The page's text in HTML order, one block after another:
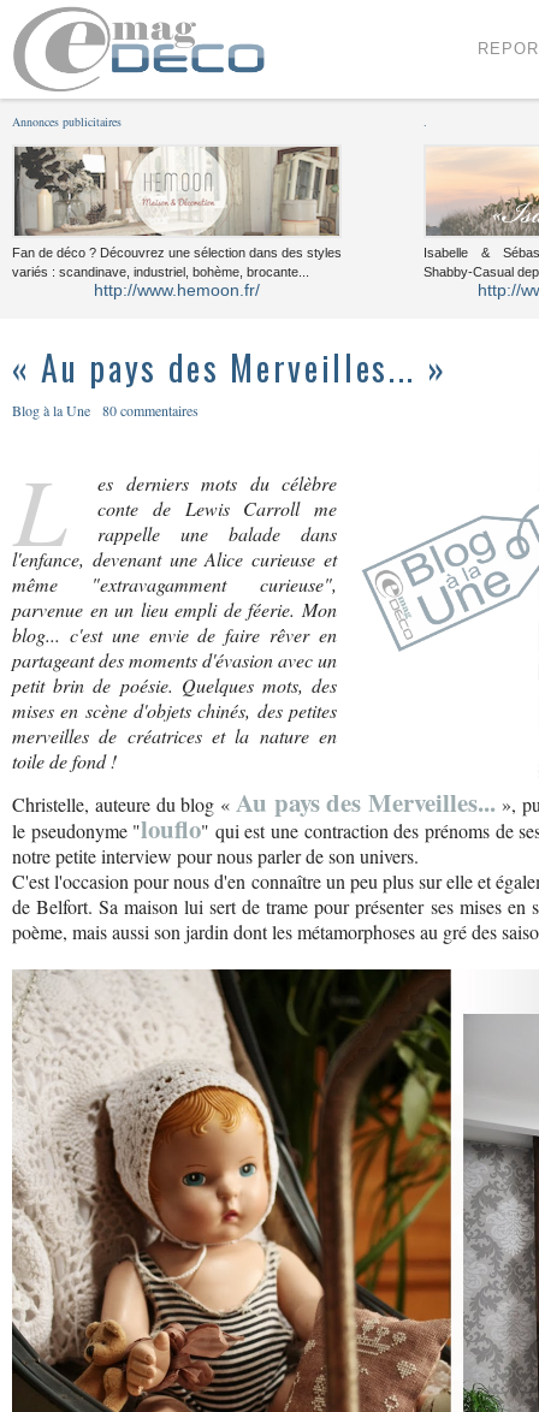
Annonces publicitaires
Fan de déco ? Découvrez une sélection dans des styles
variés : scandinave, industriel, bohème, brocante...
http://www.hemoon.fr/
Isabelle &
Shabby-Casual
http://
« Au pays des Merveilles... »
Blog à la Une 80 commentaires
L
es derniers mots du célèbre
conte de Lewis Carroll me
rappelle une balade dans
l'enfance, devenant une Alice curieuse et
même "extravagamment curieuse",
parvenue en un lieu empli de féerie. Mon
blog... c'est une envie de faire rêver en
partageant des moments d'évasion avec un
petit brin de poésie. Quelques mots, des
mises en scène d'objets chinés, des petites
merveilles de créatrices et la nature en
toile de fond !
Christelle, auteure du blog « Au pays des Merveilles... »,
le pseudonyme "louflo" qui est une contraction des prénoms de
notre petite interview pour nous parler de son univers.
C'est l'occasion pour nous d'en connaître un peu plus sur elle et
de Belfort. Sa maison lui sert de trame pour présenter ses mises en
poème, mais aussi son jardin dont les métamorphoses au gré des